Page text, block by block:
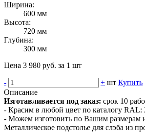
Ширина:
600 мм
Высота:
720 мм
Глубина:
300 мм
Цена 3 980 руб. за 1 шт
- + шт Купить
Описание
Изготавливается под заказ: срок 10
- Красим в любой цвет по каталогу RAL:
- Можем изготовить по Вашим размерам
Металлическое подстолье для слэба из